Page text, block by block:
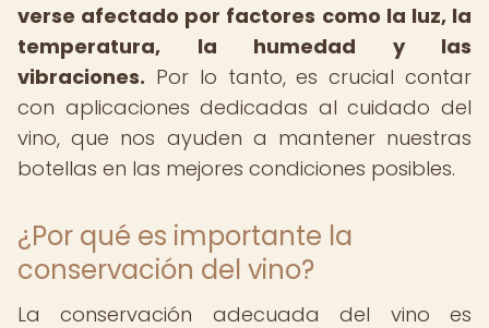
verse afectado por factores como la luz, la
temperatura, la humedad y las
vibraciones. Por lo tanto, es crucial contar
con aplicaciones dedicadas al cuidado del
vino, que nos ayuden a mantener nuestras
botellas en las mejores condiciones posibles.
¿Por qué es importante la
conservación del vino?
La conservación adecuada del vino es